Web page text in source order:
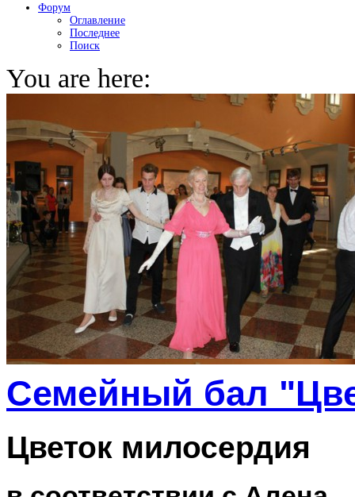
Форум
Оглавление
Последнее
Поиск
You are here:
Семейный бал
Цветок милосердия